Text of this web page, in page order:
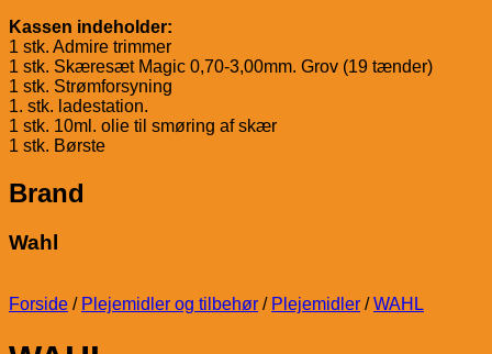
Kassen indeholder:
1 stk. Admire trimmer
1 stk. Skæresæt Magic 0,70-3,00mm. Grov (19 tænder)
1 stk. Strømforsyning
1. stk. ladestation.
1 stk. 10ml. olie til smøring af skær
1 stk. Børste
Brand
Wahl
Forside / Plejemidler og tilbehør / Plejemidler / WAHL